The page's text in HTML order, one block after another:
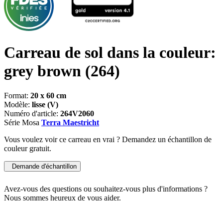
Carreau de sol dans la couleur:
grey brown (264)
Format: 20 x 60 cm
Modèle: lisse (V)
Numéro d'article: 264V2060
Série Mosa Terra Maestricht
Vous voulez voir ce carreau en vrai ? Demandez un échantillon de
couleur gratuit.
Demande d'échantillon
Avez-vous des questions ou souhaitez-vous plus d'informations ?
Nous sommes heureux de vous aider.